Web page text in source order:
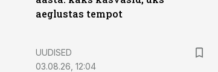
aeglustas tempot
UUDISED
03.08.26, 12:04